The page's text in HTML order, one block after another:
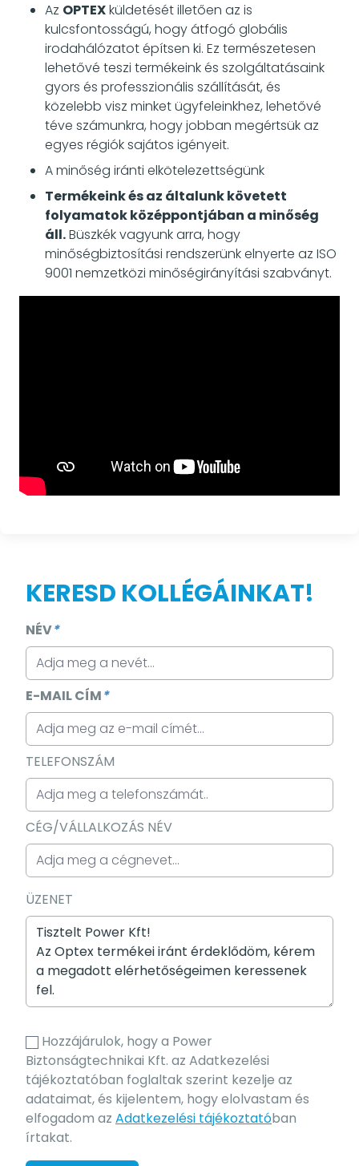
Az OPTEXküldetését illetően az is
kulcsfontosságú, hogy átfogó globális
irodahálózatot építsen ki. Ez természetesen
lehetővé teszi termékeink és szolgáltatásaink
gyors és professzionális szállítását, és
közelebb visz minket ügyfeleinkhez, lehetővé
téve számunkra, hogy jobban megértsük az
egyes régiók sajátos igényeit.
A minőség iránti elkötelezettségünk
Termékeink és az általunk követett
folyamatok középpontjában a minőség
áll.Büszkék vagyunk arra, hogy
minőségbiztosítási rendszerünk elnyerte az ISO
9001 nemzetközi minőségirányítási szabványt.
KERESD KOLLÉGÁINKAT!
NÉV*
E-MAIL CÍM*
TELEFONSZÁM
CÉG/VÁLLALKOZÁS NÉV
ÜZENET
Hozzájárulok, hogy a Power
Biztonságtechnikai Kft. az Adatkezelési
tájékoztatóban foglaltak szerint kezelje az
adataimat, és kijelentem, hogy elolvastam és
elfogadom az Adatkezelési tájékoztatóban
írtakat.